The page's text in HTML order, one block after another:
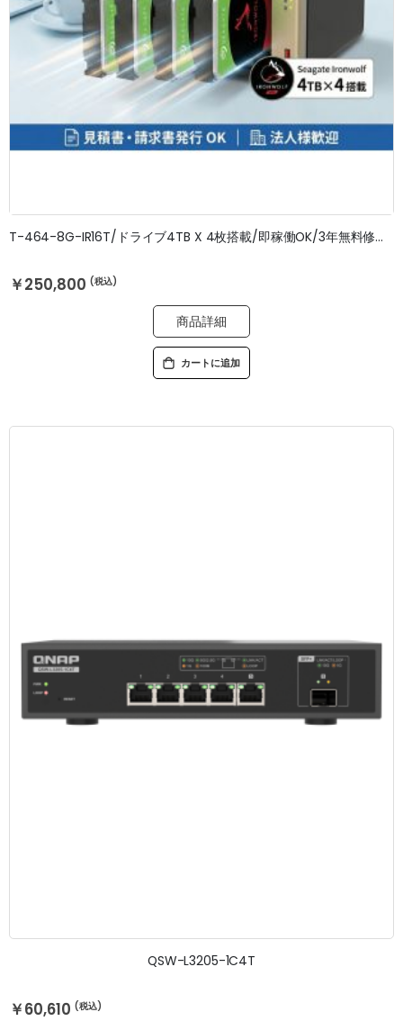
T-464-8G-IR16T/ドライブ4TB X 4枚搭載/即稼働OK/3年無料修理保証
￥250,800
商品詳細
カートに追加
QSW-L3205-1C4T
￥60,610